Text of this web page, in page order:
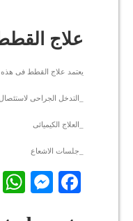
علاج
يعتمد علاج القطط فى هذه
_التدخل الجراحى
_العلاج الكيميائى
_جلسات الاشعاع